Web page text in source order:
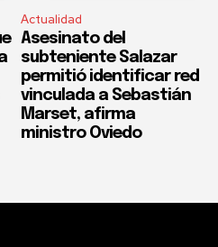
Actualidad
Asesinato del
subteniente Salazar
permitió identificar red
vinculada a Sebastián
Marset, afirma
ministro Oviedo